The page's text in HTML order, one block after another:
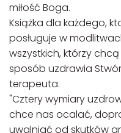
miłość Boga.
Książka dla każdego,
posługuje w
wszystkich, którzy
sposób uzdrawia
terapeuta.
"Cztery wymiary
chce nas ocalać,
uwalniać od skutków